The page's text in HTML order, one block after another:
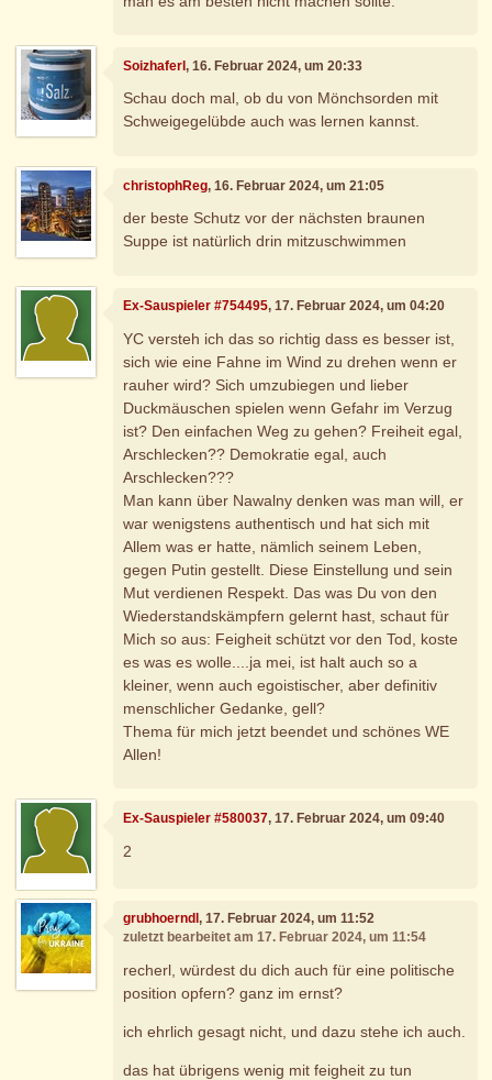
Soizhaferl, 16. Februar 2024, um 20:33
Schau doch mal, ob du von Mönchsorden mit
Schweigegelübde auch was lernen kannst.
christophReg, 16. Februar 2024, um 21:05
der beste Schutz vor der nächsten braunen
Suppe ist natürlich drin mitzuschwimmen
Ex-Sauspieler #754495, 17. Februar 2024, um 04:20
YC versteh ich das so richtig dass es besser ist,
sich wie eine Fahne im Wind zu drehen wenn er
rauher wird? Sich umzubiegen und lieber
Duckmäuschen spielen wenn Gefahr im Verzug
ist? Den einfachen Weg zu gehen? Freiheit egal,
Arschlecken?? Demokratie egal, auch
Arschlecken???
Man kann über Nawalny denken was man will, er
war wenigstens authentisch und hat sich mit
Allem was er hatte, nämlich seinem Leben,
gegen Putin gestellt. Diese Einstellung und sein
Mut verdienen Respekt. Das was Du von den
Wiederstandskämpfern gelernt hast, schaut für
Mich so aus: Feigheit schützt vor den Tod, koste
es was es wolle....ja mei, ist halt auch so a
kleiner, wenn auch egoistischer, aber definitiv
menschlicher Gedanke, gell?
Thema für mich jetzt beendet und schönes WE
Allen!
Ex-Sauspieler #580037, 17. Februar 2024, um 09:40
2
grubhoerndl, 17. Februar 2024, um 11:52
zuletzt bearbeitet am 17. Februar 2024, um 11:54
recherl, würdest du dich auch für eine politische
position opfern? ganz im ernst?
ich ehrlich gesagt nicht, und dazu stehe ich auch.
das hat übrigens wenig mit feigheit zu tun